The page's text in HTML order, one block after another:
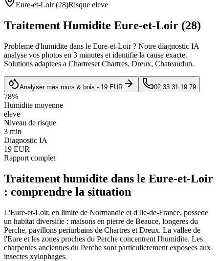
Eure-et-Loir(28)Risque eleve
Traitement Humidite Eure-et-Loir (28)
Probleme d'humidite dans le Eure-et-Loir? Notre diagnostic IA
analyse vos photos en 3 minutes et identifie la cause exacte.
Solutions adaptees a Chartreset Chartres, Dreux, Chateaudun.
Analyser mes murs & bois - 19 EUR 02 33 31 19 79
78%
Humidite moyenne
eleve
Niveau de risque
3 min
Diagnostic IA
19 EUR
Rapport complet
Traitement humidite dans le Eure-et-Loir
: comprendre la situation
L'Eure-et-Loir, en limite de Normandie et d'Ile-de-France, possede
un habitat diversifie : maisons en pierre de Beauce, longeres du
Perche, pavillons periurbains de Chartres et Dreux. La vallee de
l'Eure et les zones proches du Perche concentrent l'humidite. Les
charpentes anciennes du Perche sont particulierement exposees aux
insectes xylophages.